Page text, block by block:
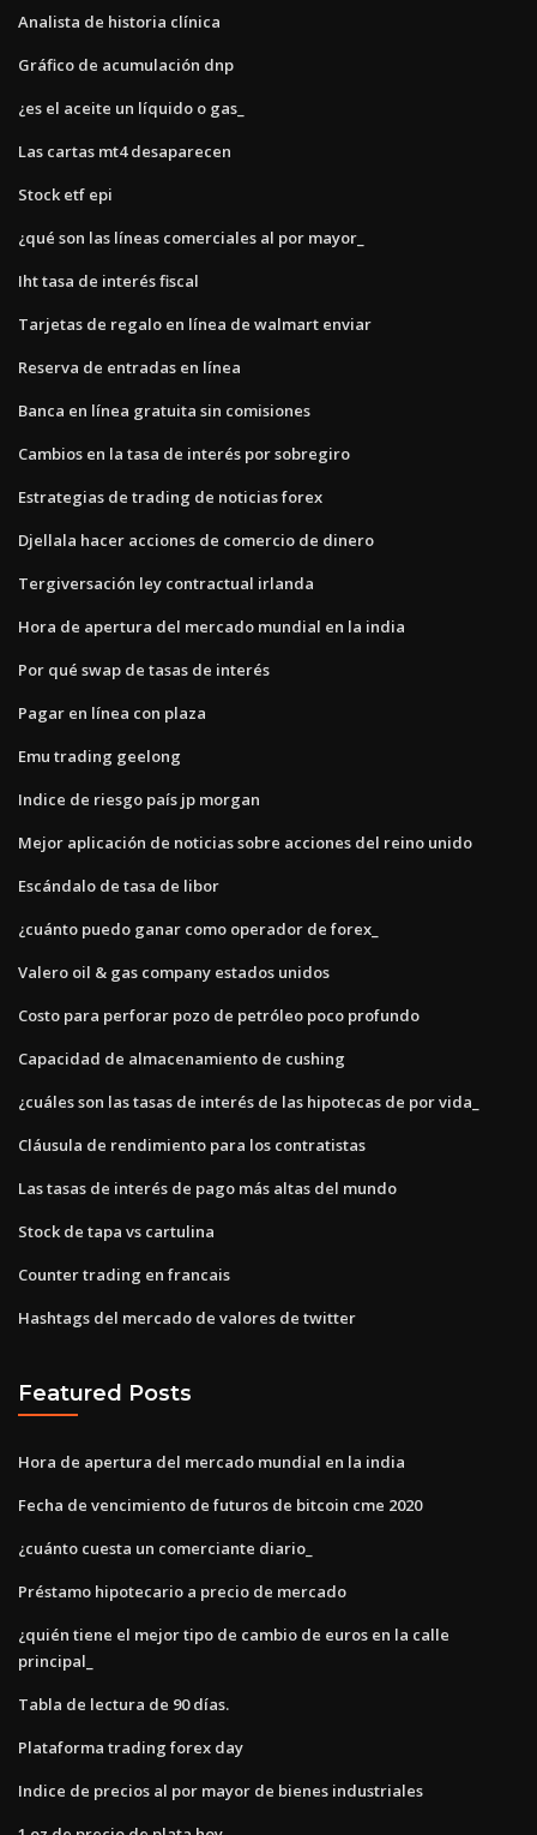
Analista de historia clínica
Gráfico de acumulación dnp
¿es el aceite un líquido o gas_
Las cartas mt4 desaparecen
Stock etf epi
¿qué son las líneas comerciales al por mayor_
Iht tasa de interés fiscal
Tarjetas de regalo en línea de walmart enviar
Reserva de entradas en línea
Banca en línea gratuita sin comisiones
Cambios en la tasa de interés por sobregiro
Estrategias de trading de noticias forex
Djellala hacer acciones de comercio de dinero
Tergiversación ley contractual irlanda
Hora de apertura del mercado mundial en la india
Por qué swap de tasas de interés
Pagar en línea con plaza
Emu trading geelong
Indice de riesgo país jp morgan
Mejor aplicación de noticias sobre acciones del reino unido
Escándalo de tasa de libor
¿cuánto puedo ganar como operador de forex_
Valero oil & gas company estados unidos
Costo para perforar pozo de petróleo poco profundo
Capacidad de almacenamiento de cushing
¿cuáles son las tasas de interés de las hipotecas de por vida_
Cláusula de rendimiento para los contratistas
Las tasas de interés de pago más altas del mundo
Stock de tapa vs cartulina
Counter trading en francais
Hashtags del mercado de valores de twitter
Featured Posts
Hora de apertura del mercado mundial en la india
Fecha de vencimiento de futuros de bitcoin cme 2020
¿cuánto cuesta un comerciante diario_
Préstamo hipotecario a precio de mercado
¿quién tiene el mejor tipo de cambio de euros en la calle
principal_
Tabla de lectura de 90 días.
Plataforma trading forex day
Indice de precios al por mayor de bienes industriales